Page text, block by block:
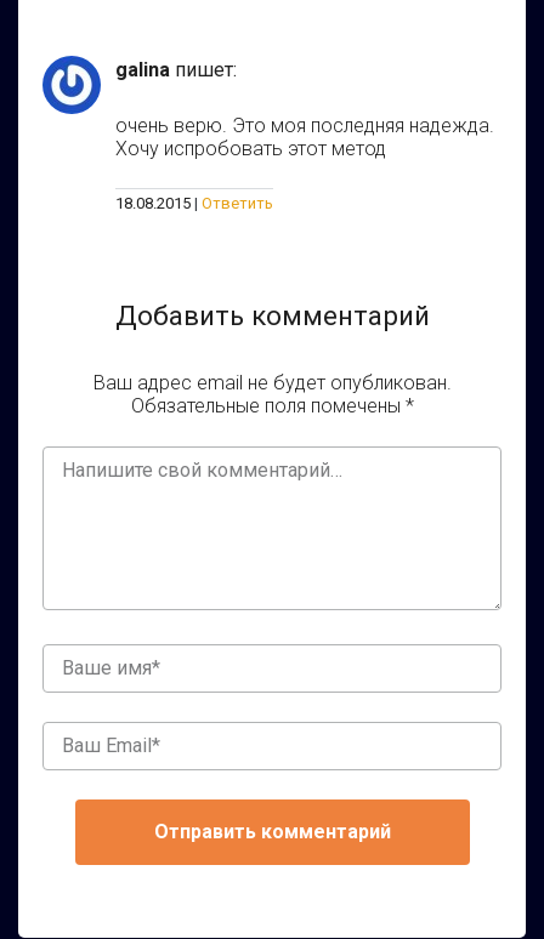
galina пишет:
очень верю. Это моя последняя надежда.
Хочу испробовать этот метод
18.08.2015 Ответить
Добавить комментарий
Ваш адрес email не будет опубликован.
Обязательные поля помечены *
Ваш
комментарий
Ваше
имя
Ваш
Email